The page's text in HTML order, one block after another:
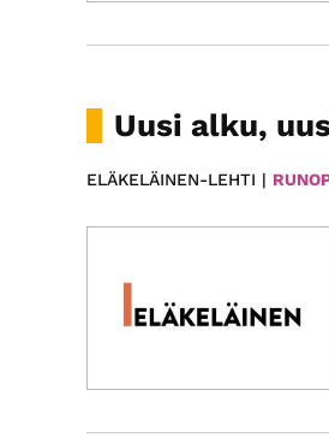
Uusi alku,
ELÄKELÄINEN-LEHTI |